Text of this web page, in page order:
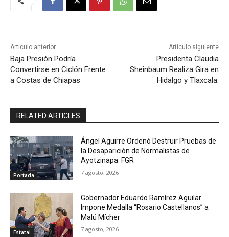
Artículo anterior
Baja Presión Podría
Convertirse en Ciclón Frente
a Costas de Chiapas
Artículo siguiente
Presidenta Claudia
Sheinbaum Realiza Gira en
Hidalgo y Tlaxcala.
RELATED ARTICLES
Portada
Ángel Aguirre Ordenó Destruir Pruebas de
la Desaparición de Normalistas de
Ayotzinapa: FGR
7 agosto, 2026
Estatal
Gobernador Eduardo Ramírez Aguilar
Impone Medalla “Rosario Castellanos” a
Malú Mícher
7 agosto, 2026